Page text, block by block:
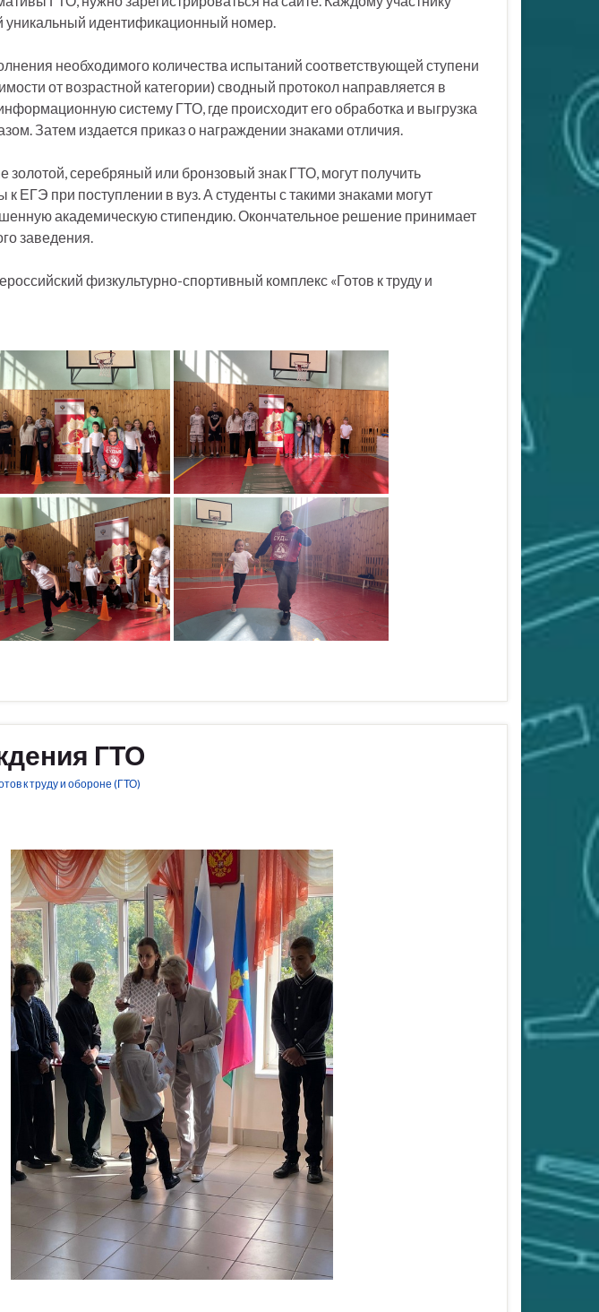
уникальный идентификационный номер.
необходимого количества испытаний соответствующей ступени
от возрастной категории) сводный протокол направляется в
систему ГТО, где происходит его обработка и выгрузка
Затем издается приказ о награждении знаками отличия.
серебряный или бронзовый знак ГТО, могут получить
ЕГЭ при поступлении в вуз. А студенты с такими знаками могут
академическую стипендию. Окончательное решение принимает
заведения.
физкультурно-спортивный комплекс «Готов к труду и
ГТО
к труду и обороне (ГТО)